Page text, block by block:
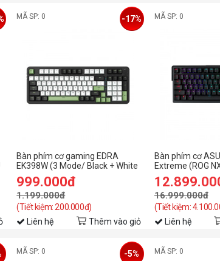
MÃ SP: 0
Bàn phím cơ gaming EDRA
EK398W (3 Mode/ Black + White
+ Green/ Blueberry Linear
Switch)
999.000đ
1.199.000đ
(Tiết kiệm: 200.000đ)
-17%
Liên hệ Thêm vào giỏ
MÃ SP: 0
Bàn phím cơ
Extreme (ROG
16.999.000đ
(Tiết kiệm:
Liên hệ
MÃ SP: 0 -5% MÃ SP: 0